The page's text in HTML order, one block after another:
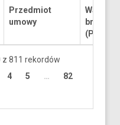
Przedmiot
umowy
Wartość
brutto
(PLN)
z 811 rekordów
4 5 …
82